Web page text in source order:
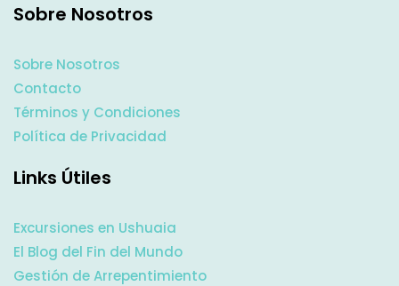
Sobre Nosotros
Sobre Nosotros
Contacto
Términos y Condiciones
Política de Privacidad
Links Útiles
Excursiones en Ushuaia
El Blog del Fin del Mundo
Gestión de Arrepentimiento